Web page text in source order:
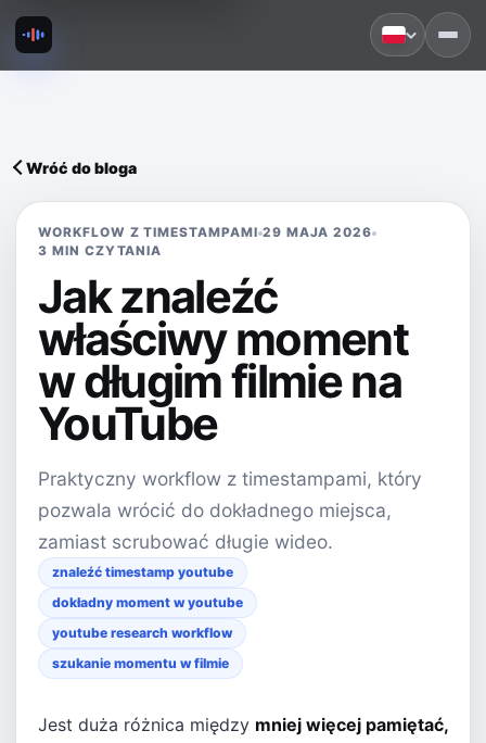
Wróć do bloga
WORKFLOW Z TIMESTAMPAMI 29 MAJA 2026
3 MIN CZYTANIA
Jak znaleźć
właściwy moment
w długim filmie na
YouTube
Praktyczny workflow z timestampami, który
pozwala wrócić do dokładnego miejsca,
zamiast scrubować długie wideo.
znaleźć timestamp youtube
dokładny moment w youtube
youtube research workflow
szukanie momentu w filmie
Jest duża różnica między mniej więcej pamiętać,